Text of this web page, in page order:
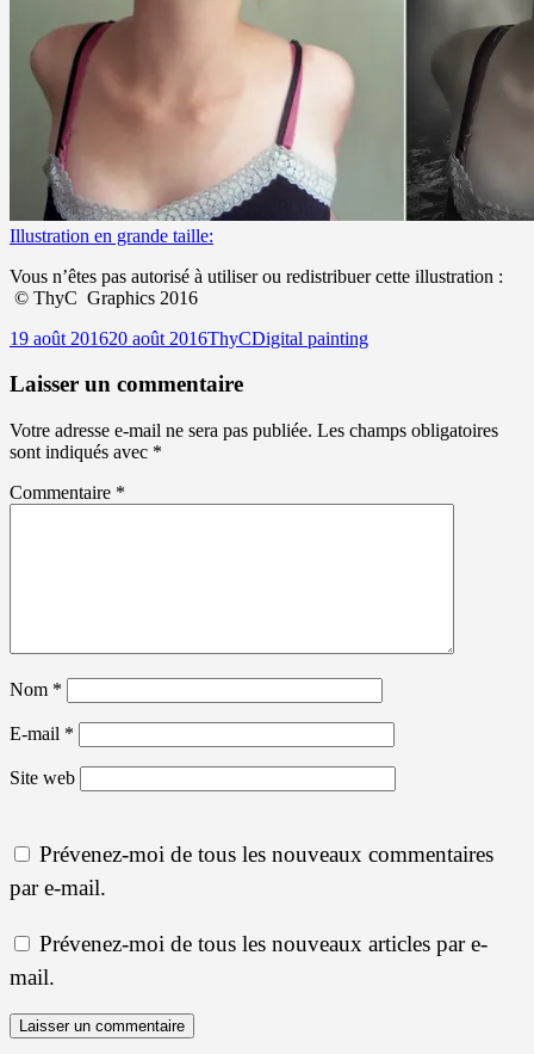
Illustration en grande taille:
Vous n’êtes pas autorisé à utiliser ou redistribuer cette illustration :
© ThyC Graphics 2016
Publié
19 août 201620 août 2016Auteur
ThyCCatégories
Digital painting
Laisser un commentaire
Votre adresse e-mail ne sera pas publiée. Les champs obligatoires
sont indiqués avec *
Commentaire *
Nom *
E-mail *
Site web
Prévenez-moi de tous les nouveaux commentaires
par e-mail.
Prévenez-moi de tous les nouveaux articles par e-
mail.